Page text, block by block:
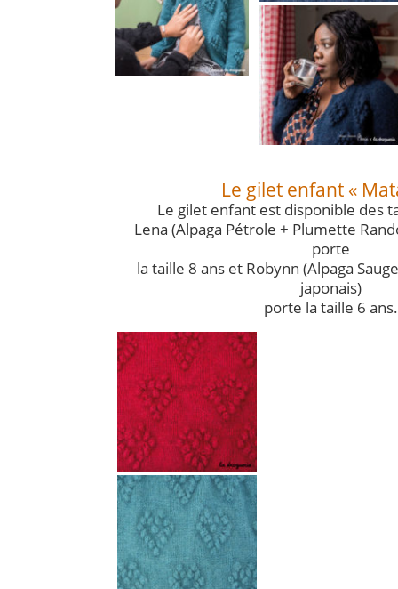
Le gilet enfant «
Le gilet enfant est disponible des
Lena (Alpaga Pétrole + Plumette
porte
la taille 8 ans et Robynn (Alpaga
japonais)
porte la taille 6 ans.